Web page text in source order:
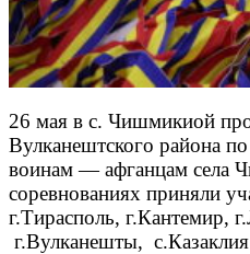
26 мая в с. Чишмикиой
Вулканештского района
воинам — афганцам села
соревнованиях приняли
г.Тирасполь, г.Кантемир,
г.Вулканешты,